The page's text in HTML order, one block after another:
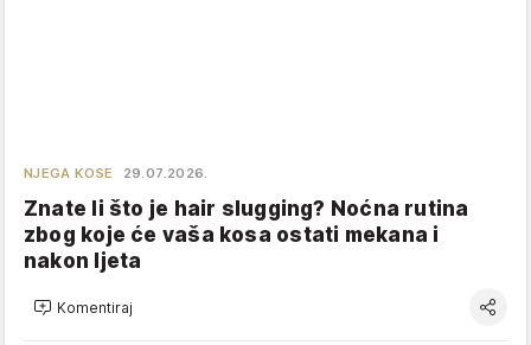
NJEGA KOSE 29.07.2026.
Znate li što je hair slugging? Noćna rutina
zbog koje će vaša kosa ostati mekana i
nakon ljeta
Komentiraj